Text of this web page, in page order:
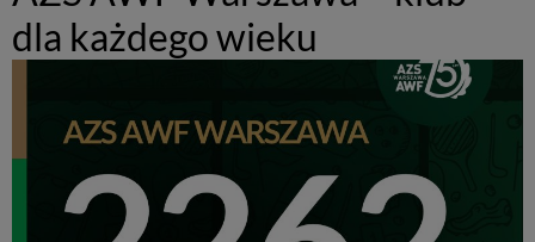
dla każdego wieku